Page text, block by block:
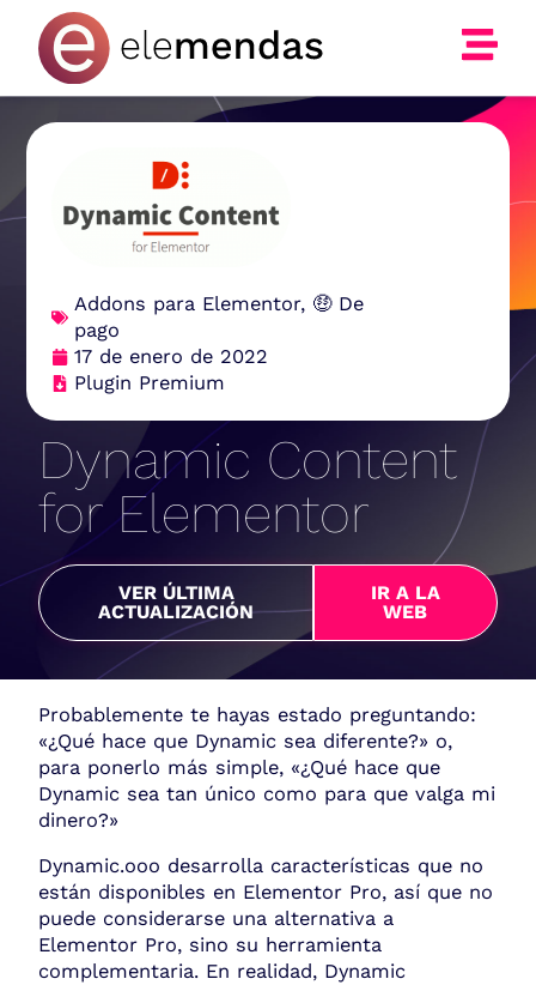
contenido
Addons para Elementor, 🤑 De
pago
17 de enero de 2022
Plugin Premium
Dynamic Content
for Elementor
VER ÚLTIMA
ACTUALIZACIÓN
IR A LA
WEB
Probablemente te hayas estado preguntando:
«¿Qué hace que Dynamic sea diferente?» o,
para ponerlo más simple, «¿Qué hace que
Dynamic sea tan único como para que valga mi
dinero?»
Dynamic.ooo desarrolla características que no
están disponibles en Elementor Pro, así que no
puede considerarse una alternativa a
Elementor Pro, sino su herramienta
complementaria. En realidad, Dynamic